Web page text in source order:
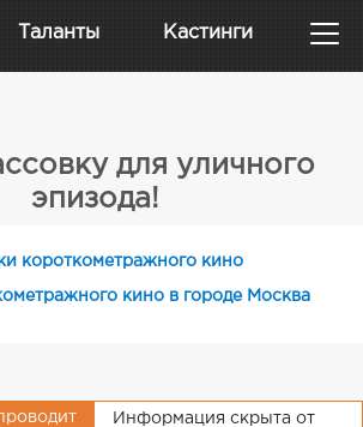
Таланты Кастинги
для уличного
эпизода!
короткометражного кино
кино в городе Москва
Информация скрыта от